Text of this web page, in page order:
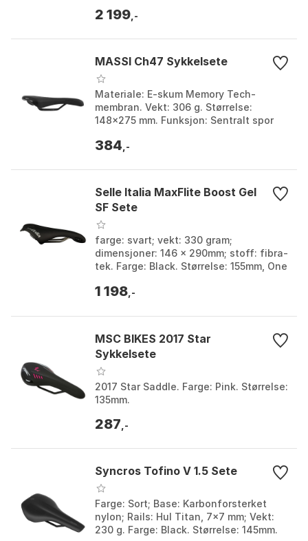
2 199 ,-
MASSI Ch47 Sykkelsete
Materiale: E-skum Memory Tech-
membran. Vekt: 306 g. Størrelse:
148x275 mm. Funksjon: Sentralt spor
Størrelse: 148mm.
384 ,-
Selle Italia MaxFlite Boost Gel
SF Sete
farge: svart; vekt: 330 gram;
dimensjoner: 146 x 290mm; stoff: fibra-
tek. Farge: Black. Størrelse: 155mm, One
1 198 ,-
MSC BIKES 2017 Star
Sykkelsete
2017 Star Saddle. Farge: Pink. Størrelse:
135mm.
287 ,-
Syncros Tofino V 1.5 Sete
Farge: Sort; Base: Karbonforsterket
nylon; Rails: Hul Titan, 7x7 mm; Vekt:
230 g. Farge: Black. Størrelse: 145mm.